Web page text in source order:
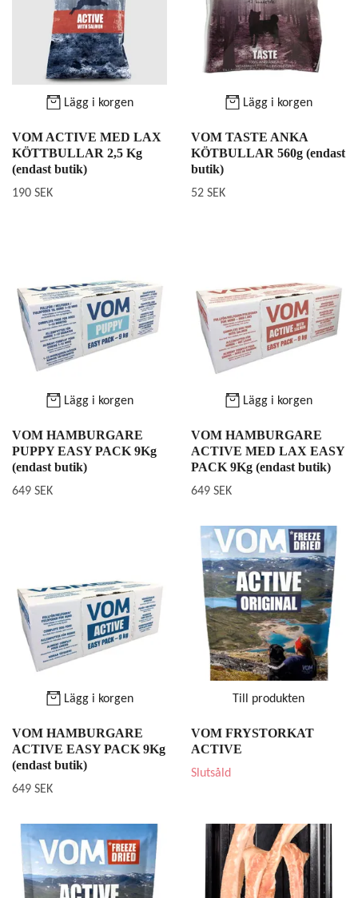
Lägg i korgen
VOM ACTIVE MED LAX
KÖTTBULLAR 2,5 Kg
(endast butik)
190 SEK
Lägg i korgen
VOM TASTE ANKA
KÖTBULLAR 560g (endast
butik)
52 SEK
Lägg i korgen
VOM HAMBURGARE
PUPPY EASY PACK 9Kg
(endast butik)
649 SEK
Lägg i korgen
VOM HAMBURGARE
ACTIVE MED LAX EASY
PACK 9Kg (endast butik)
649 SEK
Lägg i korgen
VOM HAMBURGARE
ACTIVE EASY PACK 9Kg
(endast butik)
649 SEK
Till produkten
VOM FRYSTORKAT
ACTIVE
Slutsåld